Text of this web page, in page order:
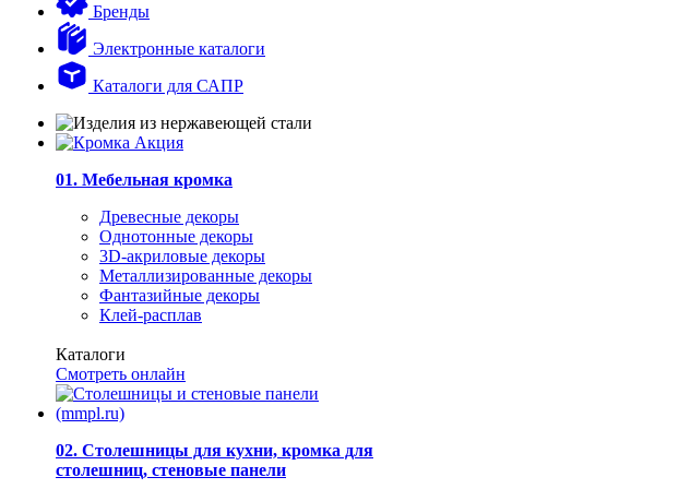
Бренды
Электронные каталоги
Каталоги для САПР
01. Мебельная кромка
Древесные декоры
Однотонные декоры
3D-акриловые декоры
Металлизированные декоры
Фантазийные декоры
Клей-расплав
Каталоги
Смотреть онлайн
02. Столешницы для кухни, кромка для
столешниц, стеновые панели